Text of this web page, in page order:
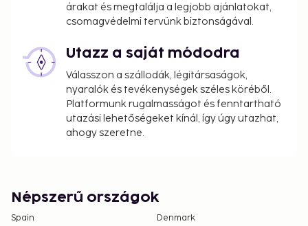
The above list may not be comprehensive. Fees and
change.
Contactless check-in and contactless check-out
are available.
árakat és megtalálja a legjobb ajánlatokat,
csomagvédelmi tervünk biztonságával.
Utazz a saját módodra
Válasszon a szállodák, légitársaságok,
nyaralók és tevékenységek széles köréből.
Platformunk rugalmasságot és fenntartható
utazási lehetőségeket kínál, így úgy utazhat,
ahogy szeretne.
Népszerű országok
Spain
Denmark